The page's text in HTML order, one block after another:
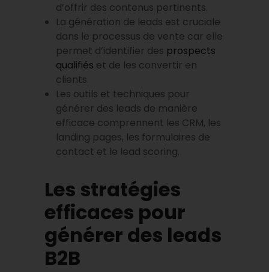
d’offrir des contenus pertinents.
La génération de leads est cruciale
dans le processus de vente car elle
permet d’identifier des prospects
qualifiés et de les convertir en
clients.
Les outils et techniques pour
générer des leads de manière
efficace comprennent les CRM, les
landing pages, les formulaires de
contact et le lead scoring.
Les stratégies
efficaces pour
générer des leads
B2B